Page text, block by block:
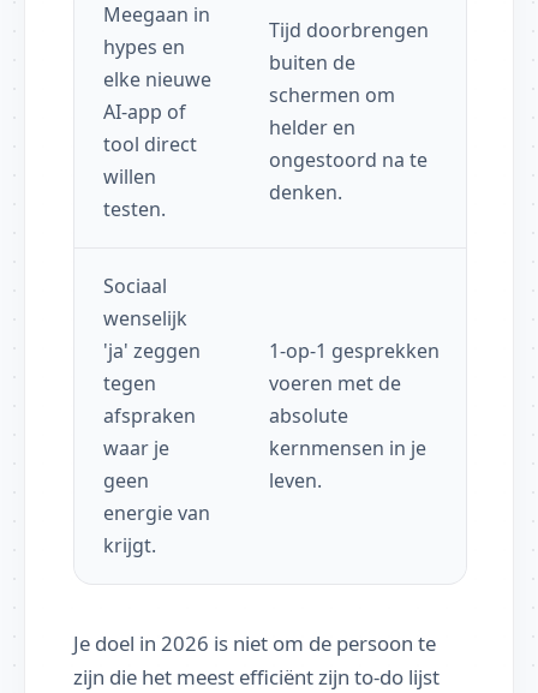
Meegaan in
hypes en
elke nieuwe
AI-app of
tool direct
willen
testen.
Tijd doorbrengen
buiten de
schermen om
helder en
ongestoord na te
denken.
Sociaal
wenselijk
'ja' zeggen
tegen
afspraken
waar je
geen
energie van
krijgt.
1-op-1 gesprekken
voeren met de
absolute
kernmensen in je
leven.
Je doel in 2026 is niet om de persoon te
zijn die het meest efficiënt zijn to-do lijst